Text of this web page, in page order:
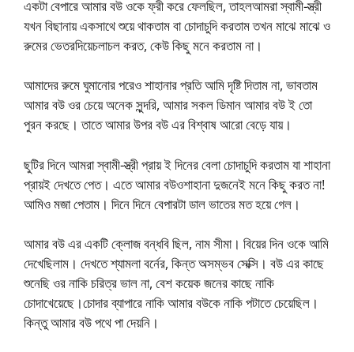
একটা বেপারে আমার বউ ওকে ফ্রী করে ফেলছিল, তাহলআমরা স্বামী-স্ত্রী
যখন বিছানায় একসাথে শুয়ে থাকতাম বা চোদাচুদি করতাম তখন মাঝে মাঝে ও
রুমের ভেতরদিয়েচলাচল করত, কেউ কিছু মনে করতাম না।
আমাদের রুমে ঘুমানোর পরেও শাহানার প্রতি আমি দৃষ্টি দিতাম না, ভাবতাম
আমার বউ ওর চেয়ে অনেক সুন্দরি, আমার সকল ডিমান আমার বউ ই তো
পুরন করছে। তাতে আমার উপর বউ এর বিশ্বাষ আরো বেড়ে যায়।
ছুটির দিনে আমরা স্বামী-স্ত্রী প্রায় ই দিনের বেলা চোদাচুদি করতাম যা শাহানা
প্রায়ই দেখতে পেত। এতে আমার বউওশাহানা দুজনেই মনে কিছু করত না!
আমিও মজা পেতাম। দিনে দিনে বেপারটা ডাল ভাতের মত হয়ে গেল।
আমার বউ এর একটি ক্লোজ বন্ধবি ছিল, নাম সীমা। বিয়ের দিন ওকে আমি
দেখেছিলাম। দেখতে শ্যামলা বর্নের, কিন্ত অসম্ভব সেক্সি। বউ এর কাছে
শুনেছি ওর নাকি চরিত্র ভাল না, বেশ কয়েক জনের কাছে নাকি
চোদাখেয়েছে।চোদার ব্যাপারে নাকি আমার বউকে নাকি পটাতে চেয়েছিল।
কিন্তু আমার বউ পথে পা দেয়নি।